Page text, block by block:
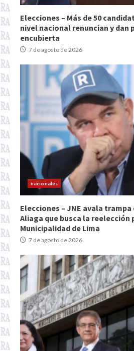
Elecciones – Más de 50
nivel nacional renuncian y dan
encubierta
7 de agosto de 2026
nacionales
Elecciones – JNE avala
Aliaga que busca la reelección
Municipalidad de Lima
7 de agosto de 2026